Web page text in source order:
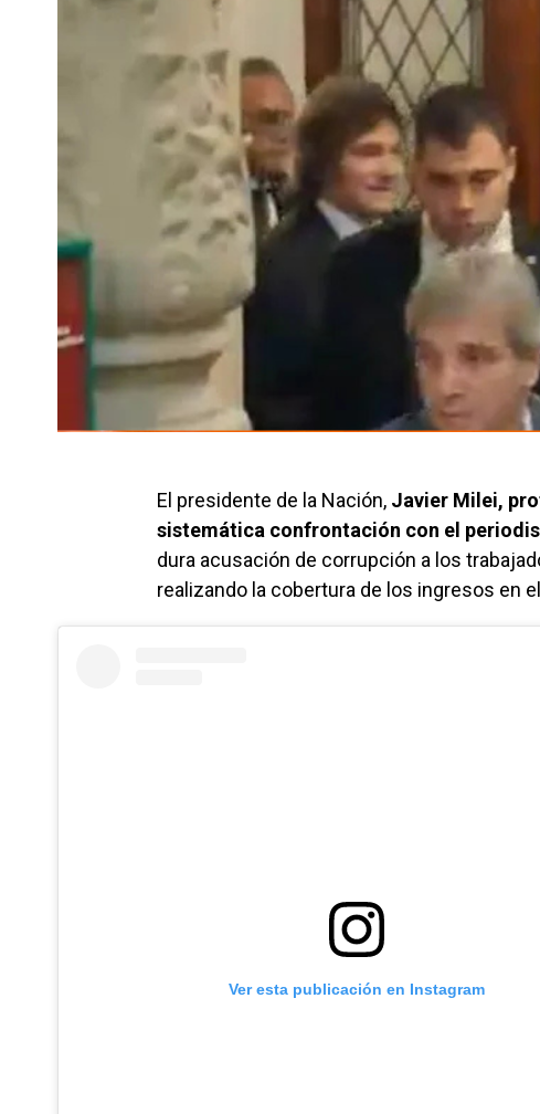
El presidente de la Nación, Javier Milei,
sistemática confrontación con el
dura acusación de corrupción a los
realizando la cobertura de los ingresos en
Ver esta publicación en Instagram